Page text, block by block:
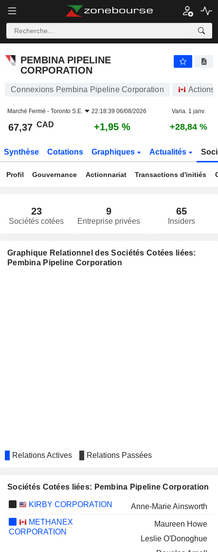
PEMBINA PIPELINE
CORPORATION
Connexions Pembina Pipeline Corporation Actions
Marché Fermé - Toronto S.E. 22:18:39 06/08/2026 Varia. 1 janv.
67,37 CAD +1,95 % +28,84 %
Synthèse Cotations Graphiques Actualités
Profil Gouvernance Actionnariat Transactions d'initiés
23
Sociétés cotées
9
Entreprise privées
65
Insiders
Graphique Relationnel des Sociétés Cotées liées:
Pembina Pipeline Corporation
Relations Actives Relations Passées
Sociétés Cotées liées: Pembina Pipeline Corporation
KIRBY CORPORATION
Anne-Marie Ainsworth
METHANEX
CORPORATION
Maureen Howe
Leslie O'Donoghue